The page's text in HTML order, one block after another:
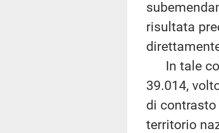
risultata
In tale
39.014,
di
territorio